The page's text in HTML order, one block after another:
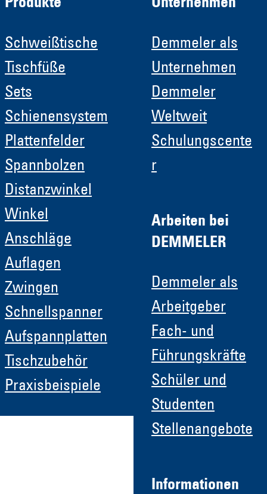
Produkte
Schweißtische
Tischfüße
Sets
Schienensystem
Plattenfelder
Spannbolzen
Distanzwinkel
Winkel
Anschläge
Auflagen
Zwingen
Schnellspanner
Aufspannplatten
Tischzubehör
Praxisbeispiele
Unternehmen
Demmeler als
Unternehmen
Demmeler
Weltweit
Schulungscente
r
Arbeiten bei
DEMMELER
Demmeler als
Arbeitgeber
Fach- und
Führungskräfte
Schüler und
Studenten
Stellenangebote
Informationen